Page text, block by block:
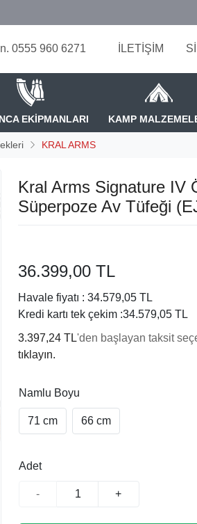
0555 960 6271 İLETİŞİM
EKİPMANLARI KAMP
KRAL ARMS
Kral Arms Signature IV
Süperpoze Av Tüfeği
36.399,00 TL
Havale fiyatı : 34.579,05 TL
Kredi kartı tek çekim :34.579,05 TL
3.397,24 TL'den başlayan taksit
tıklayın.
Namlu Boyu
71 cm 66 cm
Adet
- +